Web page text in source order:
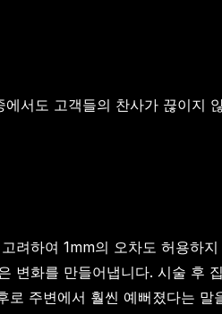
서도 고객들의 찬사가 끊이지
려하여 1mm의 오차도 허용하
변화를 만들어냅니다. 시술 후
주변에서 훨씬 예뻐졌다는